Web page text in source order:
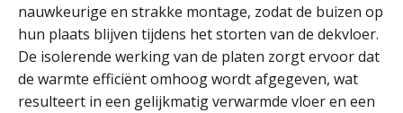
nauwkeurige en strakke montage, zodat de buizen op
hun plaats blijven tijdens het storten van de dekvloer.
De isolerende werking van de platen zorgt ervoor dat
de warmte efficiënt omhoog wordt afgegeven, wat
resulteert in een gelijkmatig verwarmde vloer en een